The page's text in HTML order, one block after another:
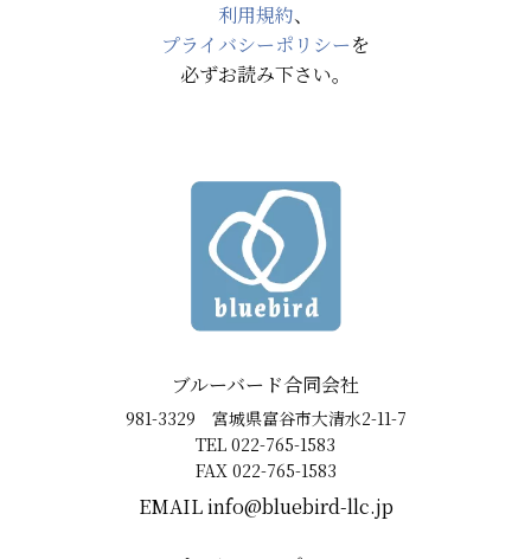
利用規約、
プライバシーポリシーを
必ずお読み下さい。
ブルーバード合同会社
981-3329 宮城県富谷市大清水2-11-7
TEL 022-765-1583
FAX 022-765-1583
EMAIL ​info@bluebird-llc.jp